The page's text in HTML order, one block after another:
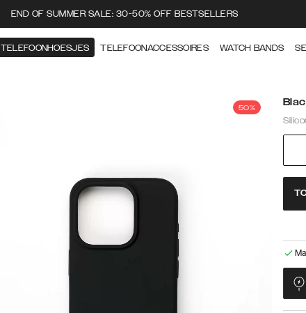
END OF SUMMER SALE: 30-50% OFF BESTSELLERS
TELEFOONHOESJES TELEFOONACCESSOIRES WATCH BANDS
50%